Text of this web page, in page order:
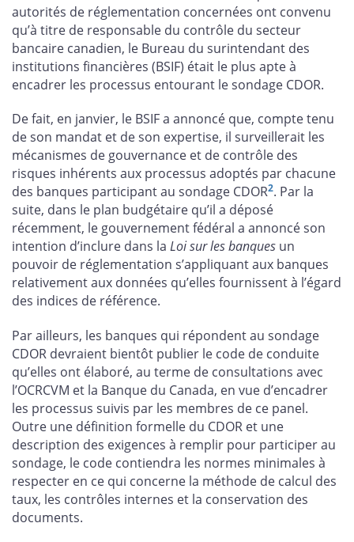
autorités de réglementation concernées ont convenu
qu’à titre de responsable du contrôle du secteur
bancaire canadien, le Bureau du surintendant des
institutions financières (BSIF) était le plus apte à
encadrer les processus entourant le sondage CDOR.
De fait, en janvier, le BSIF a annoncé que, compte tenu
de son mandat et de son expertise, il surveillerait les
mécanismes de gouvernance et de contrôle des
risques inhérents aux processus adoptés par chacune
des banques participant au sondage CDOR2. Par la
suite, dans le plan budgétaire qu’il a déposé
récemment, le gouvernement fédéral a annoncé son
intention d’inclure dans la Loi sur les banques un
pouvoir de réglementation s’appliquant aux banques
relativement aux données qu’elles fournissent à l’égard
des indices de référence.
Par ailleurs, les banques qui répondent au sondage
CDOR devraient bientôt publier le code de conduite
qu’elles ont élaboré, au terme de consultations avec
l’OCRCVM et la Banque du Canada, en vue d’encadrer
les processus suivis par les membres de ce panel.
Outre une définition formelle du CDOR et une
description des exigences à remplir pour participer au
sondage, le code contiendra les normes minimales à
respecter en ce qui concerne la méthode de calcul des
taux, les contrôles internes et la conservation des
documents.